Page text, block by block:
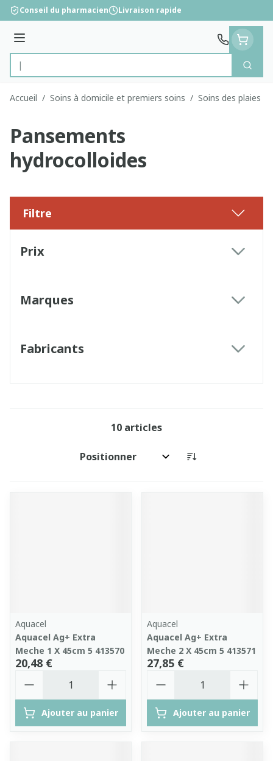
Aller au contenu
Conseil du pharmacien Livraison rapide
Menu
Rechercher
Accueil / Soins à domicile et premiers soins / Soins des plaies
Pansements
hydrocolloides
Filtre
Prix
Marques
Fabricants
10 articles
Trier par:
Aquacel
Aquacel Ag+ Extra
Meche 1 X 45cm 5 413570
20,48 €
Ajouter au panier
Aquacel
Aquacel Ag+ Extra
Meche 2 X 45cm 5 413571
27,85 €
Ajouter au panier